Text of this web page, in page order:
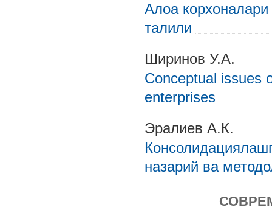
Алоа корхоналари
талили
Ширинов У.А.
Conceptual issues
enterprises
Эралиев А.К.
назарий ва